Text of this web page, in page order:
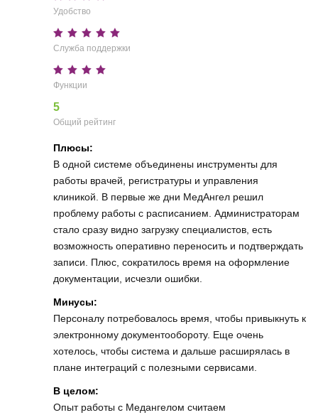
Удобство
Служба поддержки
Функции
5
Общий рейтинг
Плюсы:
В одной системе объединены инструменты для
работы врачей, регистратуры и управления
клиникой. В первые же дни МедАнгел решил
проблему работы с расписанием. Администраторам
стало сразу видно загрузку специалистов, есть
возможность оперативно переносить и подтверждать
записи. Плюс, сократилось время на оформление
документации, исчезли ошибки.
Минусы:
Персоналу потребовалось время, чтобы привыкнуть к
электронному документообороту. Еще очень
хотелось, чтобы система и дальше расширялась в
плане интеграций с полезными сервисами.
В целом:
Опыт работы с Медангелом считаем